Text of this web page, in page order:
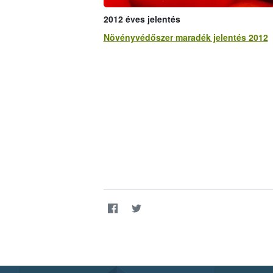
2012 éves jelentés
Növényvédőszer maradék jelentés 2012